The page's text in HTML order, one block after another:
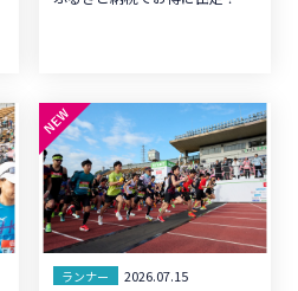
ランナー 2026.07.15